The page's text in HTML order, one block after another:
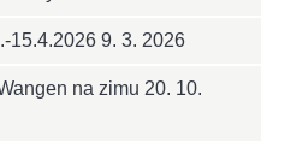
15.4.2026 9. 3. 2026
na zimu 20. 10.